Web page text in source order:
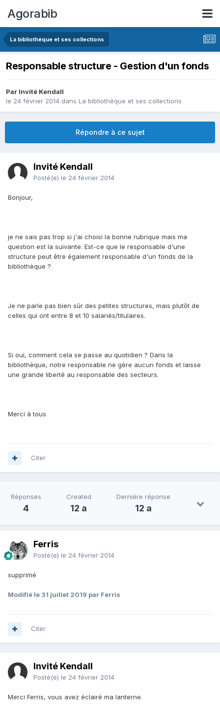
Agorabib
La bibliothèque et ses collections
Responsable structure - Gestion d'un fonds
Par Invité Kendall
le 24 février 2014 dans La bibliothèque et ses collections
Répondre à ce sujet
Invité Kendall
Posté(e) le 24 février 2014
Bonjour,
je ne sais pas trop si j'ai choisi la bonne rubrique mais ma
question est la suivante. Est-ce que le responsable d'une
structure peut être également responsable d'un fonds de la
bibliothèque ?
Je ne parle pas bien sûr des petites structures, mais plutôt de
celles qui ont entre 8 et 10 salariés/titulaires.
Si oui, comment cela se passe au quotidien ? Dans la
bibliothèque, notre responsable ne gère aucun fonds et laisse
une grande liberté au responsable des secteurs.
Merci à tous
Citer
Réponses
4
Created
12 a
Dernière réponse
12 a
Ferris
Posté(e) le 24 février 2014
supprimé
Modifié le 31 juillet 2019 par Ferris
Citer
Invité Kendall
Posté(e) le 24 février 2014
Merci Ferris, vous avez éclairé ma lanterne.